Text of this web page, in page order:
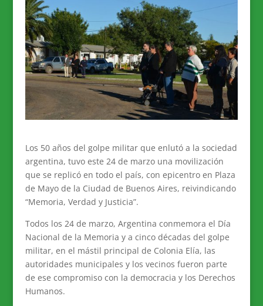
Los 50 años del golpe militar que enlutó a la sociedad
argentina, tuvo este 24 de marzo una movilización
que se replicó en todo el país, con epicentro en Plaza
de Mayo de la Ciudad de Buenos Aires, reivindicando
“Memoria, Verdad y Justicia”.
Todos los 24 de marzo, Argentina conmemora el Día
Nacional de la Memoria y a cinco décadas del golpe
militar, en el mástil principal de Colonia Elía, las
autoridades municipales y los vecinos fueron parte
de ese compromiso con la democracia y los Derechos
Humanos.